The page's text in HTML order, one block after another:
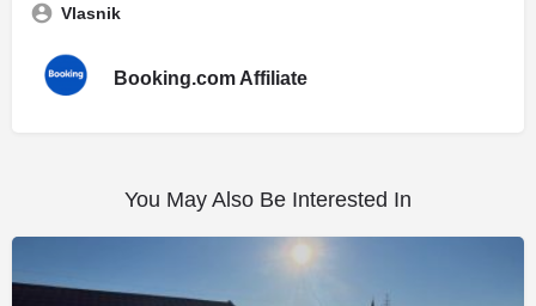
Vlasnik
Booking.com Affiliate
You May Also Be Interested In